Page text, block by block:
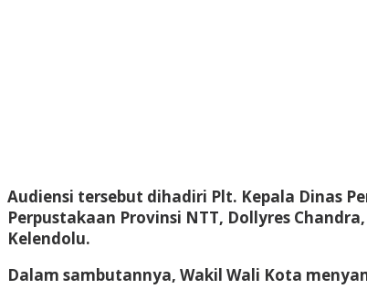
Audiensi tersebut dihadiri Plt. Kepala Dinas
Perpustakaan Provinsi NTT, Dollyres
Kelendolu.
Dalam sambutannya, Wakil Wali Kota